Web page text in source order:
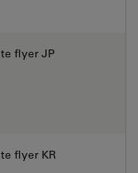
flyer JP
flyer KR